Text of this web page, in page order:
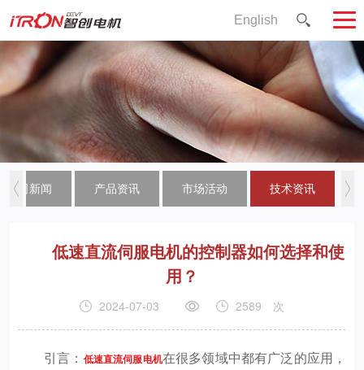
English
公司新闻 产品资讯 市场活动 技术资讯
低速直流伺服电机的控制器如何选择和使
用？
2024-07-03 2589 次
引言： 低速直流伺服电机在很多领域中都有广泛的应用，